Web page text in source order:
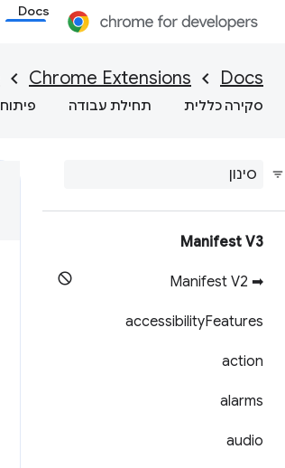
Docs
Docs
Chrome Extensions
סקירה כללית תחילת עבודה פיתוח
Manifest V3
➡ Manifest V2
accessibilityFeatures
action
alarms
audio